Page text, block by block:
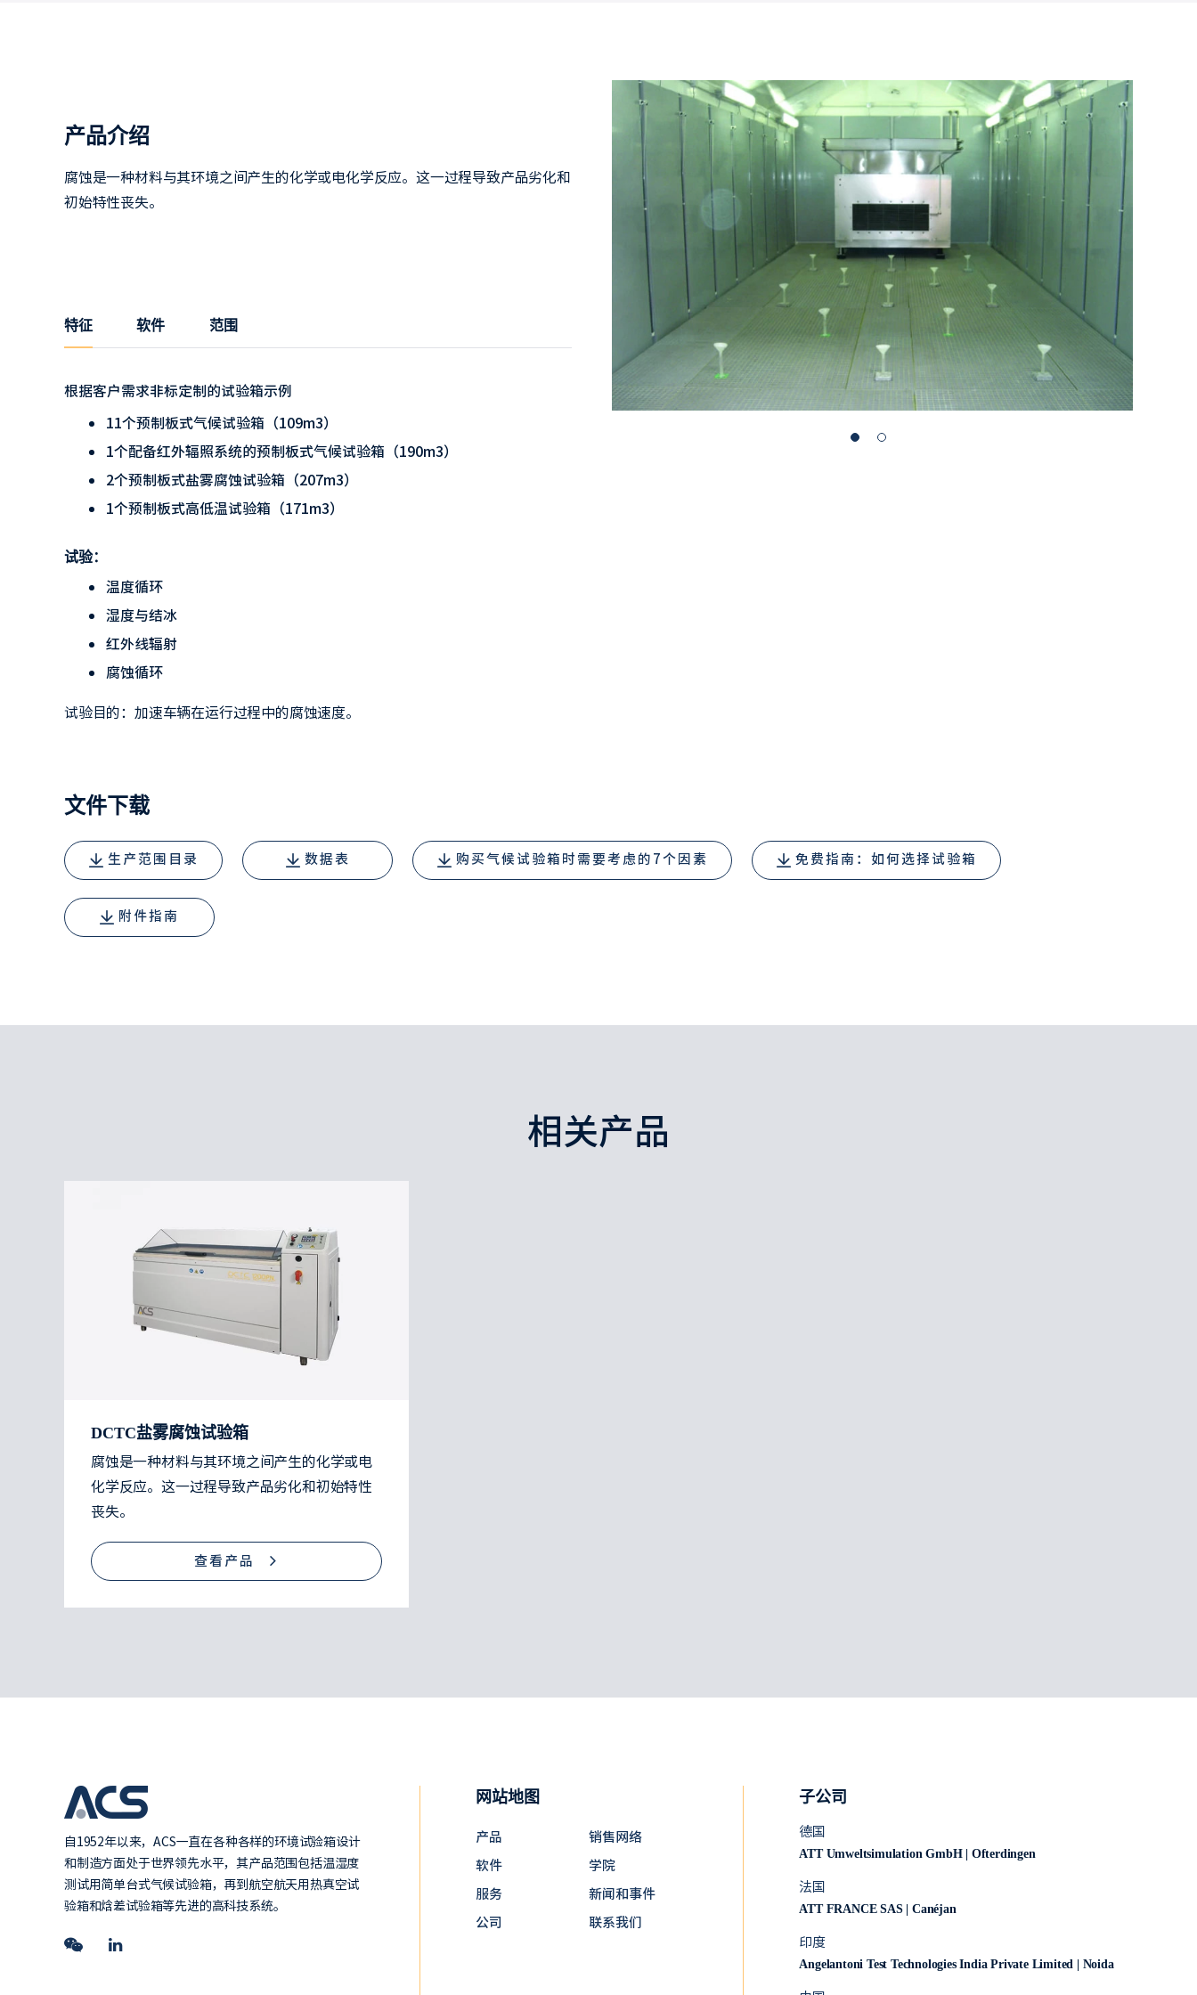
产品介绍
腐蚀是一种材料与其环境之间产生的化学或电化学反应。这一过程导致产品劣化和
初始特性丧失。
特征 软件 范围
根据客户需求非标定制的试验箱示例
11个预制板式气候试验箱（109m3）
1个配备红外辐照系统的预制板式气候试验箱（190m3）
2个预制板式盐雾腐蚀试验箱（207m3）
1个预制板式高低温试验箱（171m3）
试验：
温度循环
湿度与结冰
红外线辐射
腐蚀循环
试验目的：加速车辆在运行过程中的腐蚀速度。
文件下载
生产范围目录 数据表 购买气候试验箱时需要考虑的7个因素 免费指南：如何选择试验箱
附件指南
相关产品
DCTC盐雾腐蚀试验箱
腐蚀是一种材料与其环境之间产生的化学或电
化学反应。这一过程导致产品劣化和初始特性
丧失。
查看产品
自1952年以来，ACS一直在各种各样的环境试验箱设计
和制造方面处于世界领先水平，其产品范围包括温湿度
测试用简单台式气候试验箱，再到航空航天用热真空试
验箱和焓差试验箱等先进的高科技系统。
网站地图
产品
软件
服务
公司
销售网络
学院
新闻和事件
联系我们
子公司
德国
ATT Umweltsimulation GmbH | Ofterdingen
法国
ATT FRANCE SAS | Canéjan
印度
Angelantoni Test Technologies India Private Limited | Noida